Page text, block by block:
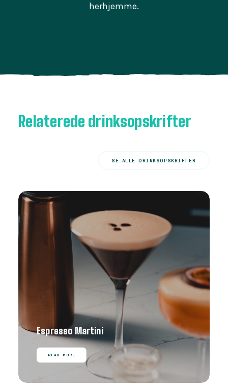
herhjemme.
Relaterede drinksopskrifter
SE ALLE DRINKSOPSKRIFTER
Espresso Martini
READ MORE